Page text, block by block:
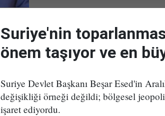
Suriye'nin
önem taşıyor ve en
Suriye Devlet Başkanı Beşar Esed'in
değişikliği örneği değildi; bölgesel
işaret ediyordu.